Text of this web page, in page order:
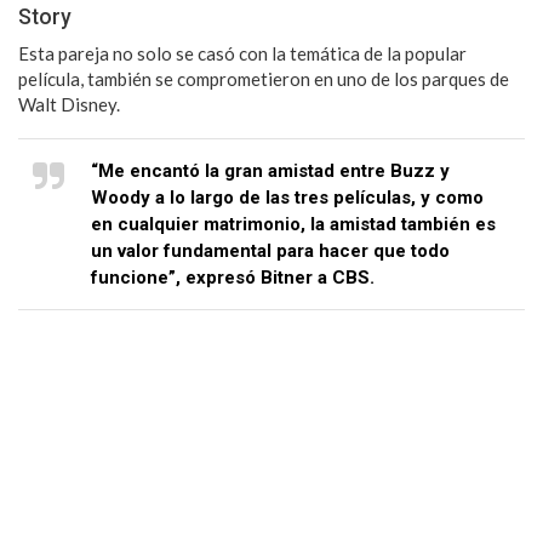
Story
Esta pareja no solo se casó con la temática de la popular
película, también se comprometieron en uno de los parques de
Walt Disney.
“Me encantó la gran amistad entre Buzz y
Woody a lo largo de las tres películas, y como
en cualquier matrimonio, la amistad también es
un valor fundamental para hacer que todo
funcione”, expresó Bitner a CBS.